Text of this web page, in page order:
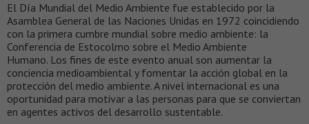
El Día Mundial del Medio Ambiente fue establecido por la
Asamblea General de las Naciones Unidas en 1972 coincidiendo
con la primera cumbre mundial sobre medio ambiente: la
Conferencia de Estocolmo sobre el Medio Ambiente
Humano. Los fines de este evento anual son aumentar la
conciencia medioambiental y fomentar la acción global en la
protección del medio ambiente. A nivel internacional es una
oportunidad para motivar a las personas para que se conviertan
en agentes activos del desarrollo sustentable.